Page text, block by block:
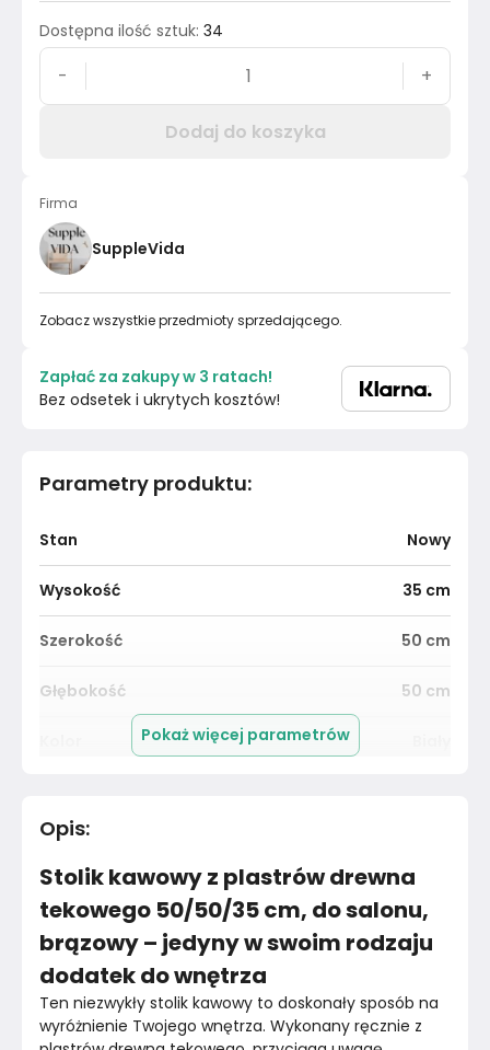
Parametry produktu:
Stan Nowy
Wysokość 35 cm
Szerokość 50 cm
Głębokość 50 cm
Kolor blatu
Kolor nóżek Bez nóżek
Marka VidaXL
Montaż
Pokaż więcej parametrów
Opis:
Stolik kawowy z plastrów drewna
tekowego 50/50/35 cm, do salonu,
brązowy – jedyny w swoim rodzaju
dodatek do wnętrza
Ten niezwykły stolik kawowy to doskonały sposób na
wyróżnienie Twojego wnętrza. Wykonany ręcznie z
Dostępna ilość sztuk: 34
- +
Dodaj do koszyka
Firma
SuppleVida
Zobacz wszystkie przedmioty sprzedającego.
Zapłać za zakupy w 3 ratach!
Bez odsetek i ukrytych kosztów!